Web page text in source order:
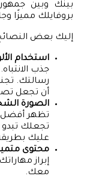
بينك وبين
بروفايلك مميزًا
إليك بعض
استخدام
جذب
رسالتك.
أن تجعل
الصورة
تظهر أفضل
تجعلك تبدو
عليك
محتوى
إبراز
معك.